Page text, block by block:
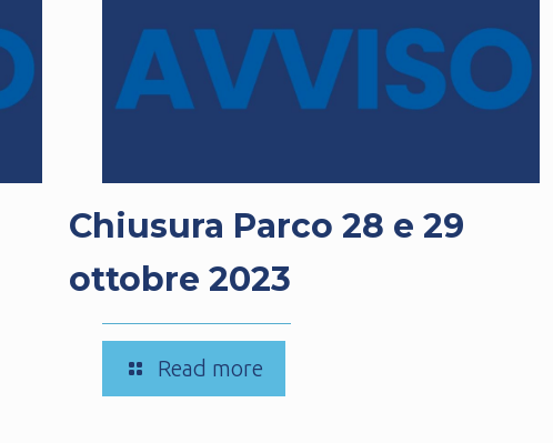
Chiusura Parco 28 e 29
ottobre 2023
Read more-
Chiusura